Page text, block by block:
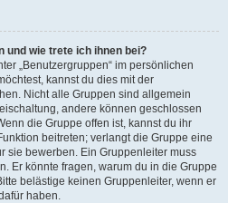
und wie trete ich ihnen bei?
„Benutzergruppen“ im persönlichen
kannst du dies mit der
Nicht alle Gruppen sind allgemein
andere können geschlossen
die Gruppe offen ist, kannst du ihr
beitreten; verlangt die Gruppe eine
sie bewerben. Ein Gruppenleiter muss
Er könnte fragen, warum du in die Gruppe
belästige keinen Gruppenleiter, wenn er
haben.